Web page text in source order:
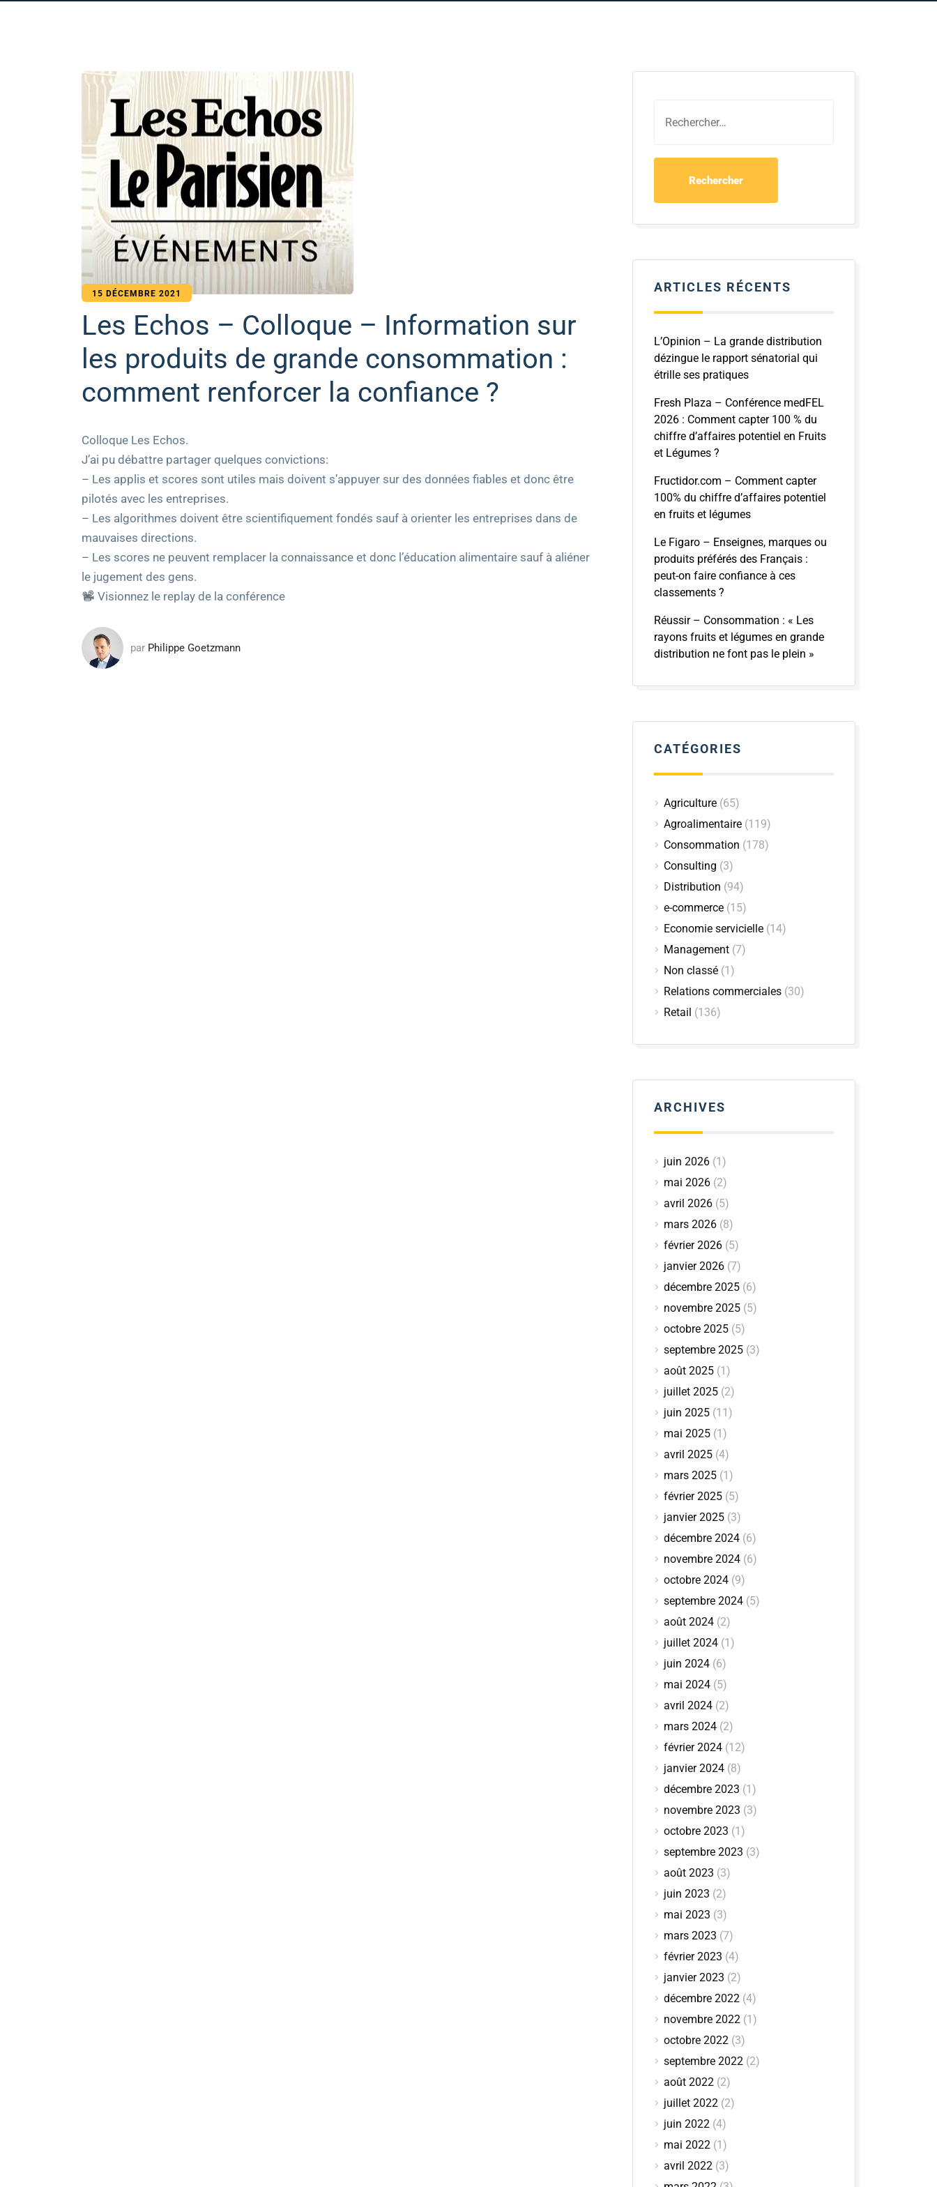
15 DÉCEMBRE 2021
Les Echos – Colloque – Information sur
les produits de grande consommation :
comment renforcer la confiance ?
Colloque Les Echos.
J’ai pu débattre partager quelques convictions:
– Les applis et scores sont utiles mais doivent s’appuyer sur des données fiables et donc être
pilotés avec les entreprises.
– Les algorithmes doivent être scientifiquement fondés sauf à orienter les entreprises dans de
mauvaises directions.
– Les scores ne peuvent remplacer la connaissance et donc l’éducation alimentaire sauf à aliéner
le jugement des gens.
Visionnez le replay de la conférence
par Philippe Goetzmann
ARTICLES RÉCENTS
L’Opinion – La grande distribution
dézingue le rapport sénatorial qui
étrille ses pratiques
Fresh Plaza – Conférence medFEL
2026 : Comment capter 100 % du
chiffre d’affaires potentiel en Fruits
et Légumes ?
Fructidor.com – Comment capter
100% du chiffre d’affaires potentiel
en fruits et légumes
Le Figaro – Enseignes, marques ou
produits préférés des Français :
peut-on faire confiance à ces
classements ?
Réussir – Consommation : « Les
rayons fruits et légumes en grande
distribution ne font pas le plein »
CATÉGORIES
Agriculture (65)
Agroalimentaire (119)
Consommation (178)
Consulting (3)
Distribution (94)
e-commerce (15)
Economie servicielle (14)
Management (7)
Non classé (1)
Relations commerciales (30)
Retail (136)
ARCHIVES
juin 2026 (1)
mai 2026 (2)
avril 2026 (5)
mars 2026 (8)
février 2026 (5)
janvier 2026 (7)
décembre 2025 (6)
novembre 2025 (5)
octobre 2025 (5)
septembre 2025 (3)
août 2025 (1)
juillet 2025 (2)
juin 2025 (11)
mai 2025 (1)
avril 2025 (4)
mars 2025 (1)
février 2025 (5)
janvier 2025 (3)
décembre 2024 (6)
novembre 2024 (6)
octobre 2024 (9)
septembre 2024 (5)
août 2024 (2)
juillet 2024 (1)
juin 2024 (6)
mai 2024 (5)
avril 2024 (2)
mars 2024 (2)
février 2024 (12)
janvier 2024 (8)
décembre 2023 (1)
novembre 2023 (3)
octobre 2023 (1)
septembre 2023 (3)
août 2023 (3)
juin 2023 (2)
mai 2023 (3)
mars 2023 (7)
février 2023 (4)
janvier 2023 (2)
décembre 2022 (4)
novembre 2022 (1)
octobre 2022 (3)
septembre 2022 (2)
août 2022 (2)
juillet 2022 (2)
juin 2022 (4)
mai 2022 (1)
avril 2022 (3)